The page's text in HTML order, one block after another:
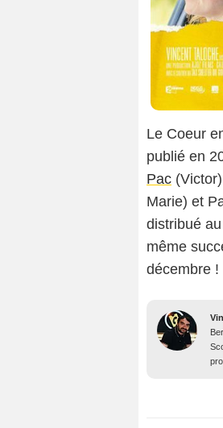
Le Coeur
publié en
Pac
Marie) et
distribué
même
décembre !